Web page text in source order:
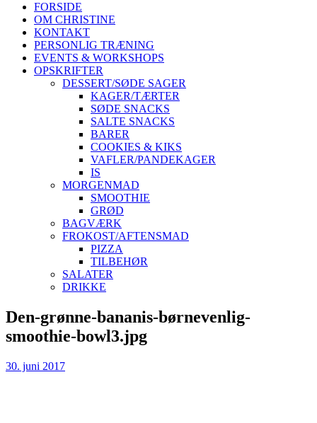
FORSIDE
OM CHRISTINE
KONTAKT
PERSONLIG TRÆNING
EVENTS & WORKSHOPS
OPSKRIFTER
DESSERT/SØDE SAGER
KAGER/TÆRTER
SØDE SNACKS
SALTE SNACKS
BARER
COOKIES & KIKS
VAFLER/PANDEKAGER
IS
MORGENMAD
SMOOTHIE
GRØD
BAGVÆRK
FROKOST/AFTENSMAD
PIZZA
TILBEHØR
SALATER
DRIKKE
Skip
to
content
Den-grønne-bananis-børnevenlig-
smoothie-bowl3.jpg
30. juni 2017